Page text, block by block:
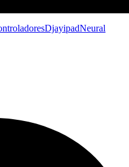
DjayipadNeural